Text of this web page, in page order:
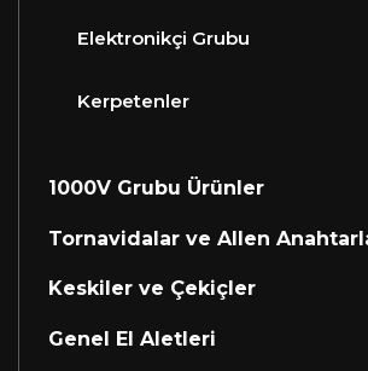
Elektronikçi Grubu
Kerpetenler
1000V Grubu Ürünler
Tornavidalar ve Allen
Keskiler ve Çekiçler
Genel El Aletleri